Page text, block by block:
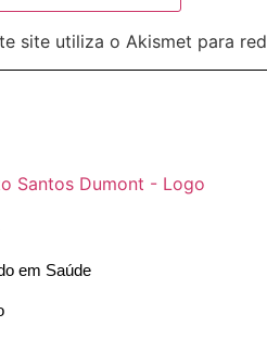
site utiliza o Akismet para
em Saúde